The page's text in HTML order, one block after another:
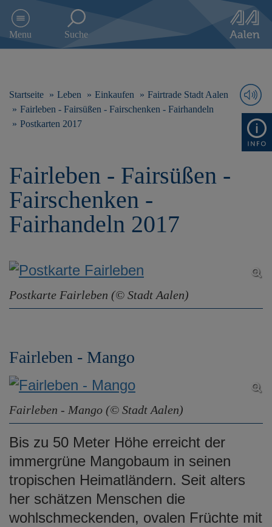
e
Menu Suche
Startseite Leben Einkaufen
Fairtrade Stadt Aalen
Fairleben - Fairsüßen - Fairschenken - Fairhandeln
Postkarten 2017
Fairleben - Fairsüßen -
Fairschenken -
Fairhandeln 2017
Postkarte Fairleben (© Stadt Aalen)
Fairleben - Mango
Fairleben - Mango (© Stadt Aalen)
Bis zu 50 Meter Höhe erreicht der
immergrüne Mangobaum in seinen
tropischen Heimatländern. Seit alters
her schätzen Menschen die
wohlschmeckenden, ovalen Früchte mit